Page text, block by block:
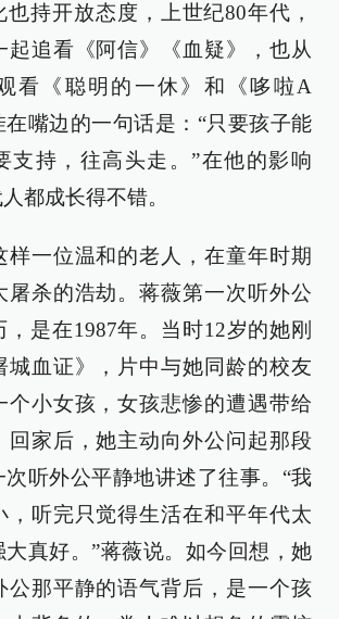
持开放态度，上世纪80年代，
起追看《阿信》《血疑》，也从
看《聪明的一休》和《哆啦A
嘴边的一句话是：“只要孩子能
支持，往高头走。”在他的影响
都成长得不错。
样一位温和的老人，在童年时期
屠杀的浩劫。蒋薇第一次听外公
是在1987年。当时12岁的她刚
城血证》，片中与她同龄的校友
个小女孩，女孩悲惨的遭遇带给
回家后，她主动向外公问起那段
次听外公平静地讲述了往事。“我
，听完只觉得生活在和平年代太
真好。”蒋薇说。如今回想，她
公那平静的语气背后，是一个孩